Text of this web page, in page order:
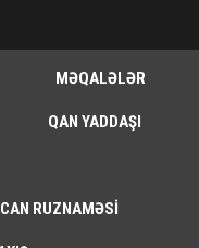
MƏQALƏLƏR
QAN YADDAŞI
RUZNAMƏSI